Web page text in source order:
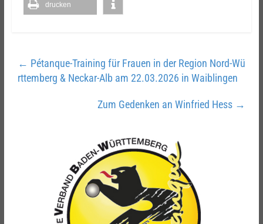
drucken
← Pétanque-Training für Frauen in der Region Nord-Wü
rttemberg & Neckar-Alb am 22.03.2026 in Waiblingen
Zum Gedenken an Winfried Hess →